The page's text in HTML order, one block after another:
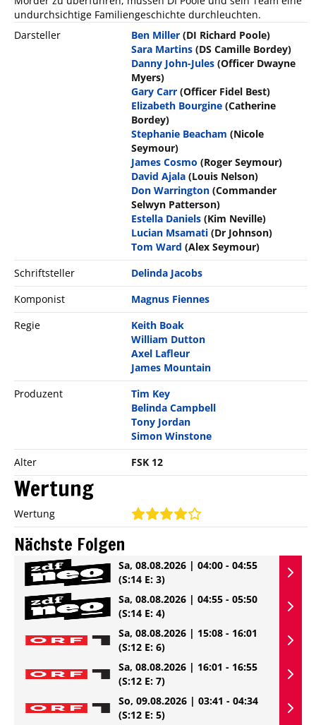
undurchsichtige Familiengeschichte durchleuchten.
Darsteller
Ben Miller (DI Richard Poole)
Sara Martins (DS Camille Bordey)
Danny John-Jules (Officer Dwayne
Myers)
Gary Carr (Officer Fidel Best)
Elizabeth Bourgine (Catherine
Bordey)
Stephanie Beacham (Nicole
Seymour)
James Cosmo (Roger Seymour)
David Ajala (Louis Nelson)
Don Warrington (Commander
Selwyn Patterson)
Estella Daniels (Kim Neville)
Lucian Msamati (Dr Johnson)
Tom Ward (Alex Seymour)
Schriftsteller
Delinda Jacobs
Komponist
Magnus Fiennes
Regie
Keith Boak
William Dutton
Axel Lafleur
James Mountain
Produzent
Tim Key
Belinda Campbell
Tony Jordan
Simon Winstone
Alter
FSK 12
Wertung
Wertung
Nächste Folgen
Sa, 08.08.2026 | 04:00 - 04:55
(S:14 E: 3)
Sa, 08.08.2026 | 04:55 - 05:50
(S:14 E: 4)
Sa, 08.08.2026 | 15:08 - 16:01
(S:12 E: 6)
Sa, 08.08.2026 | 16:01 - 16:55
(S:12 E: 7)
So, 09.08.2026 | 03:41 - 04:34
(S:12 E: 5)